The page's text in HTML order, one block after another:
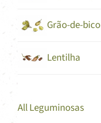
Grão-de-bico
Lentilha
All Leguminosas